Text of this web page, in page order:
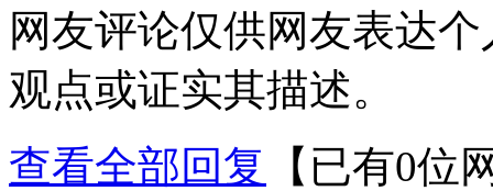
网友评论仅供网友表达
观点或证实其描述。
查看全部回复
【已有0位